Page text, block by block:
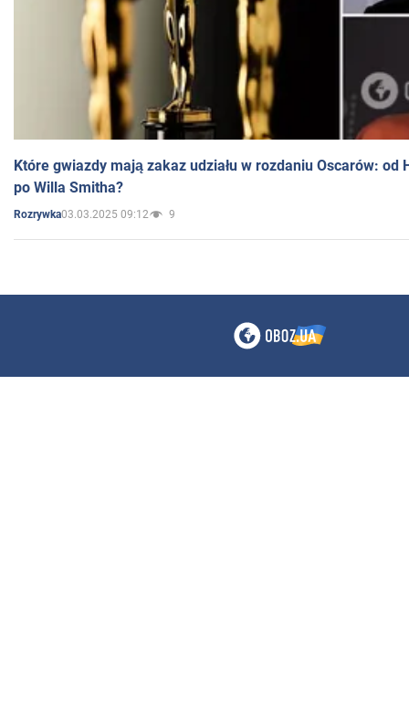
Które gwiazdy mają zakaz udziału w rozdaniu Oscarów: od
po Willa Smitha?
Rozrywka03.03.2025 09:12 9